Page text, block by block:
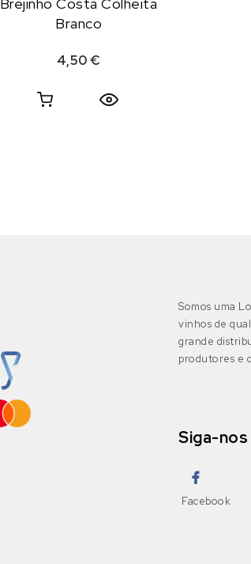
Branco
4,50€
Somos uma
vinhos de
grande
produtores e
Siga-nos
Facebook